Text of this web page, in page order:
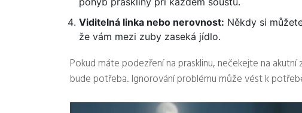
Viditelná linka nebo nerovnost: Někdy si
že vám mezi zuby zaseká jídlo.
Pokud máte podezření na prasklinu, nečekejte na
bude potřeba. Ignorování problému může vést k